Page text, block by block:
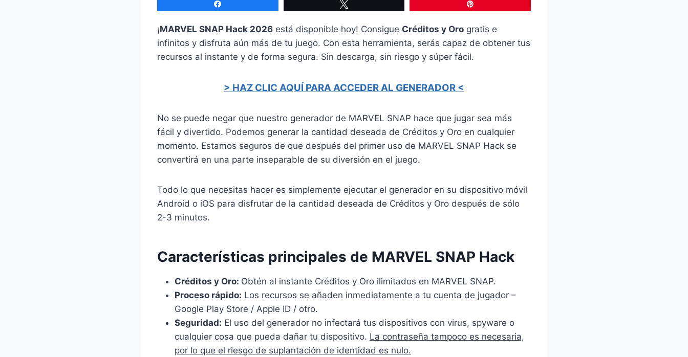
¡MARVEL SNAP Hack 2026 está disponible hoy! Consigue Créditos y Oro gratis e
infinitos y disfruta aún más de tu juego. Con esta herramienta, serás capaz de obtener tus
recursos al instante y de forma segura. Sin descarga, sin riesgo y súper fácil.
> HAZ CLIC AQUÍ PARA ACCEDER AL GENERADOR <
No se puede negar que nuestro generador de MARVEL SNAP hace que jugar sea más
fácil y divertido. Podemos generar la cantidad deseada de Créditos y Oro en cualquier
momento. Estamos seguros de que después del primer uso de MARVEL SNAP Hack se
convertirá en una parte inseparable de su diversión en el juego.
Todo lo que necesitas hacer es simplemente ejecutar el generador en su dispositivo móvil
Android o iOS para disfrutar de la cantidad deseada de Créditos y Oro después de sólo
2-3 minutos.
Características principales de MARVEL SNAP Hack
Créditos y Oro: Obtén al instante Créditos y Oro ilimitados en MARVEL SNAP.
Proceso rápido: Los recursos se añaden inmediatamente a tu cuenta de jugador –
Google Play Store / Apple ID / otro.
Seguridad: El uso del generador no infectará tus dispositivos con virus, spyware o
cualquier cosa que pueda dañar tu dispositivo. La contraseña tampoco es necesaria,
por lo que el riesgo de suplantación de identidad es nulo.